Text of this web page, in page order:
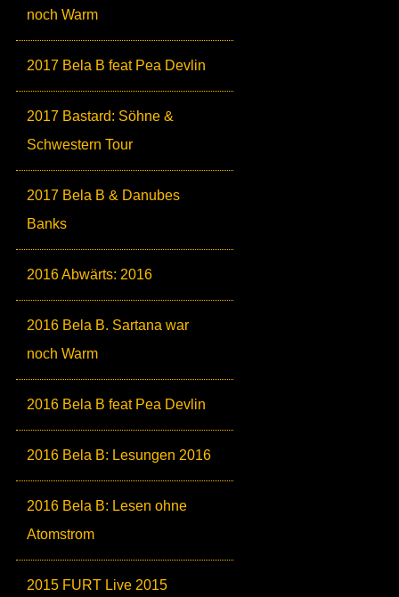
noch Warm
2017 Bela B feat Pea Devlin
2017 Bastard: Söhne &
Schwestern Tour
2017 Bela B & Danubes
Banks
2016 Abwärts: 2016
2016 Bela B. Sartana war
noch Warm
2016 Bela B feat Pea Devlin
2016 Bela B: Lesungen 2016
2016 Bela B: Lesen ohne
Atomstrom
2015 FURT Live 2015